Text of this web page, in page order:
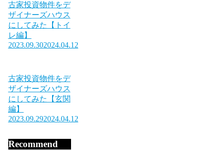
古家投資物件をデ
ザイナーズハウス
にしてみた【トイ
レ編】
2023.09.302024.04.12
古家投資物件をデ
ザイナーズハウス
にしてみた【玄関
編】
2023.09.292024.04.12
Recommend